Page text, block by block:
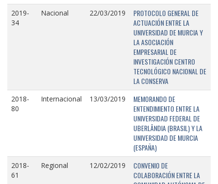
2019-
34
Nacional 22/03/2019
PROTOCOLO GENERAL DE
ACTUACIÓN ENTRE LA
UNIVERSIDAD DE MURCIA Y
LA ASOCIACIÓN
EMPRESARIAL DE
INVESTIGACIÓN CENTRO
TECNOLÓGICO NACIONAL DE
LA CONSERVA
2018-
80
Internacional 13/03/2019
MEMORANDO DE
ENTENDIMIENTO ENTRE LA
UNIVERSIDAD FEDERAL DE
UBERLÂNDIA (BRASIL) Y LA
UNIVERSIDAD DE MURCIA
(ESPAÑA)
2018-
61
Regional 12/02/2019
CONVENIO DE
COLABORACIÓN ENTRE LA